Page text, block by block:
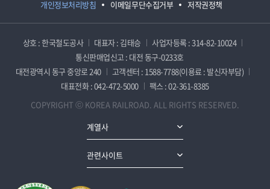
개인정보처리방침 이메일무단수집거부 저작권정책
상호 : 한국철도공사 대표자 : 김태승
사업자등록 : 314-82-10024
통신판매업신고 : 대전 동구-0233호
대전광역시 동구 중앙로 240
고객센터 : 1588-7788(이용료 : 발신자부담)
대표전화 : 042-472-5000
팩스 : 02-361-8385
COPYRIGHT ⓒ KOREA RAILROAD. ALL RIGHTS RESERVED.
계열사
관련사이트